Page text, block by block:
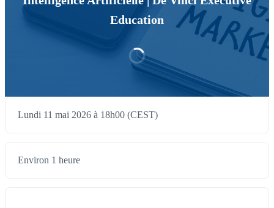
Education
Lundi 11 mai 2026 à 18h00 (CEST)
Environ 1 heure